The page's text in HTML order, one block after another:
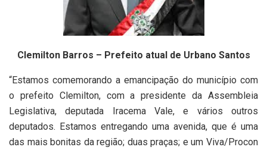
Clemilton Barros – Prefeito atual de Urbano Santos
“Estamos comemorando a emancipação do município com
o prefeito Clemilton, com a presidente da Assembleia
Legislativa, deputada Iracema Vale, e vários outros
deputados. Estamos entregando uma avenida, que é uma
das mais bonitas da região; duas praças; e um Viva/Procon